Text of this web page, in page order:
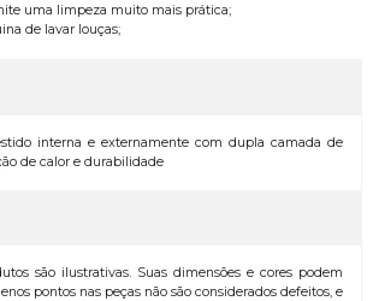
uma limpeza muito mais prática;
de lavar louças;
interna e externamente com dupla camada de
de calor e durabilidade
são ilustrativas. Suas dimensões e cores podem
pontos nas peças não são considerados defeitos, e